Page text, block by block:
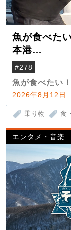
魚が食べた
本港
（クロマグロ
#278
魚が食べたい
2026年8月12日
乗り物 食
エンタメ・音楽